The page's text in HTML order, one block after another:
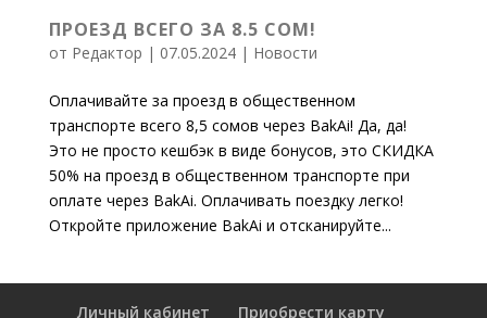
ПРОЕЗД ВСЕГО ЗА 8.5 СОМ!
от Редактор | 07.05.2024| Новости
Оплачивайте за проезд в общественном
транспорте всего 8,5 сомов через BakAi! Да, да!
Это не просто кешбэк в виде бонусов, это СКИДКА
50% на проезд в общественном транспорте при
оплате через BakAi. Оплачивать поездку легко!
Откройте приложение BakAi и отсканируйте...
Личный кабинет Приобрести карту